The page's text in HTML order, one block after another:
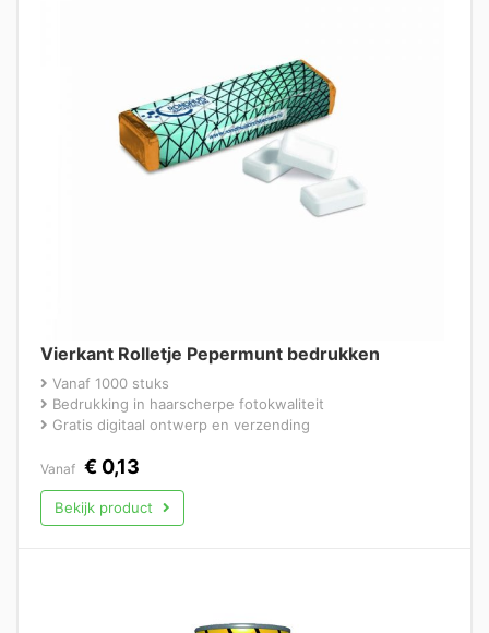
Vierkant Rolletje Pepermunt bedrukken
Vanaf 1000 stuks
Bedrukking in haarscherpe fotokwaliteit
Gratis digitaal ontwerp en verzending
Vanaf € 0,13
Bekijk product